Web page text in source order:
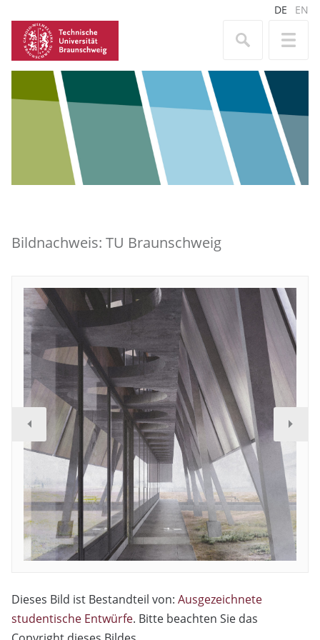
DE EN
Bildnachweis: TU Braunschweig
Dieses Bild ist Bestandteil von: Ausgezeichnete
studentische Entwürfe. Bitte beachten Sie das